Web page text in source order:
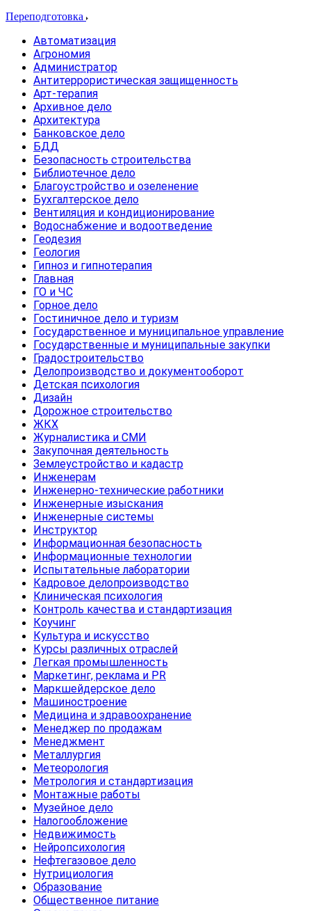
Переподготовка
Автоматизация
Агрономия
Администратор
Антитеррористическая защищенность
Арт-терапия
Архивное дело
Архитектура
Банковское дело
БДД
Безопасность строительства
Библиотечное дело
Благоустройство и озеленение
Бухгалтерское дело
Вентиляция и кондиционирование
Водоснабжение и водоотведение
Геодезия
Геология
Гипноз и гипнотерапия
Главная
ГО и ЧС
Горное дело
Гостиничное дело и туризм
Государственное и муниципальное управление
Государственные и муниципальные закупки
Градостроительство
Делопроизводство и документооборот
Детская психология
Дизайн
Дорожное строительство
ЖКХ
Журналистика и СМИ
Закупочная деятельность
Землеустройство и кадастр
Инженерам
Инженерно-технические работники
Инженерные изыскания
Инженерные системы
Инструктор
Информационная безопасность
Информационные технологии
Испытательные лаборатории
Кадровое делопроизводство
Клиническая психология
Контроль качества и стандартизация
Коучинг
Культура и искусство
Курсы различных отраслей
Легкая промышленность
Маркетинг, реклама и PR
Маркшейдерское дело
Машиностроение
Медицина и здравоохранение
Менеджер по продажам
Менеджмент
Металлургия
Метеорология
Метрология и стандартизация
Монтажные работы
Музейное дело
Налогообложение
Недвижимость
Нейропсихология
Нефтегазовое дело
Нутрициология
Образование
Общественное питание